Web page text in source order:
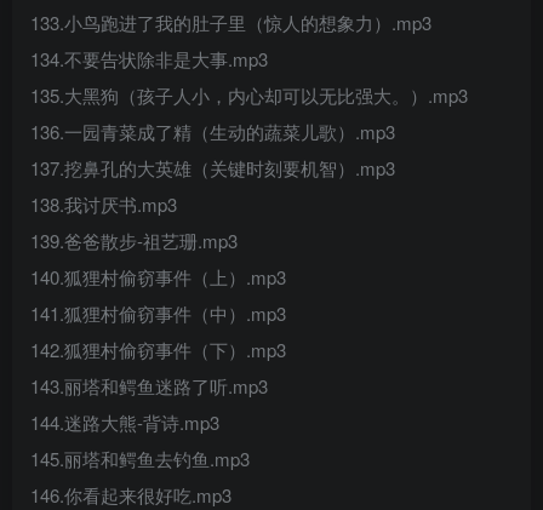
133.小鸟跑进了我的肚子里（惊人的想象力）.mp3
134.不要告状除非是大事.mp3
135.大黑狗（孩子人小，内心却可以无比强大。）.mp3
136.一园青菜成了精（生动的蔬菜儿歌）.mp3
137.挖鼻孔的大英雄（关键时刻要机智）.mp3
138.我讨厌书.mp3
139.爸爸散步-祖艺珊.mp3
140.狐狸村偷窃事件（上）.mp3
141.狐狸村偷窃事件（中）.mp3
142.狐狸村偷窃事件（下）.mp3
143.丽塔和鳄鱼迷路了听.mp3
144.迷路大熊-背诗.mp3
145.丽塔和鳄鱼去钓鱼.mp3
146.你看起来很好吃.mp3